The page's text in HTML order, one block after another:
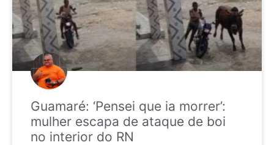
Guamaré: ‘Pensei que ia morrer’:
mulher escapa de ataque de boi
no interior do RN